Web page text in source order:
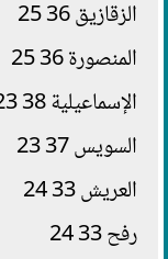
الزقازيق 36 25
المنصورة 36 25
الإسماعيلية 38 23
السويس 37 23
العريش 33 24
رفح 33 24